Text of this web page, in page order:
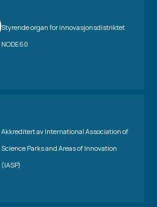
Styrende organ for innovasjonsdistriktet
NODE60
Akkreditert av International Association of
Science Parks and Areas of Innovation
(IASP)